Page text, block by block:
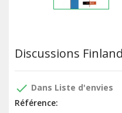
Discussions
done Dans Liste d'envies
Référence: